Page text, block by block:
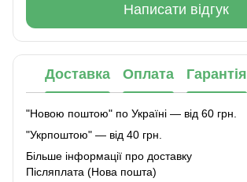
Написати відгук
Доставка Оплата Гарантія
"Новою поштою" по Україні — від 60 грн.
"Укрпоштою" — від 40 грн.
Більше інформації про доставку
Післяплата (Нова пошта)